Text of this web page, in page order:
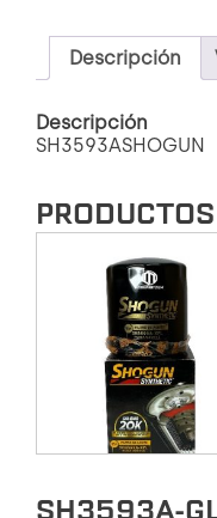
ACEITE
cantidad
Descripción
Descripción
SH3593ASHOGUN